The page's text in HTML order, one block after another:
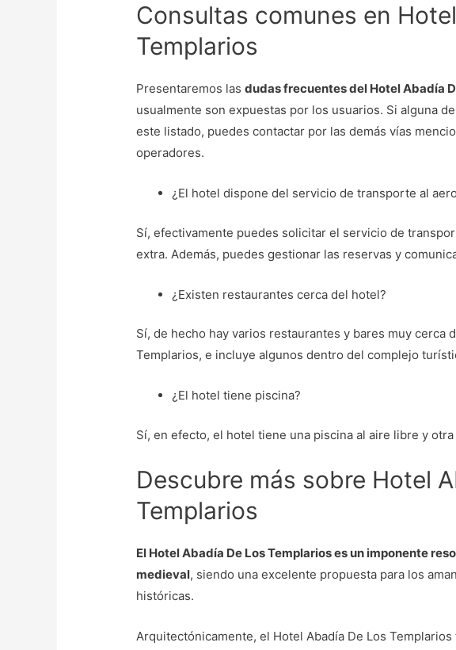
Consultas comunes en
Templarios
Presentaremos lasdudas frecuentes del Hotel Abadía
usualmente son expuestas por los usuarios. Si alguna
este listado, puedes contactar por las demás vías
operadores.
¿El hotel dispone del servicio de transporte al
Sí, efectivamente puedes solicitar el servicio de
extra. Además, puedes gestionar las reservas y
¿Existen restaurantes cerca del hotel?
Sí, de hecho hay varios restaurantes y bares muy cerca
Templarios, e incluye algunos dentro del complejo
¿El hotel tiene piscina?
Sí, en efecto, el hotel tiene una piscina al aire libre y
Descubre más sobre Hotel
Templarios
El Hotel Abadía De Los Templarios es un imponente
medieval, siendo una excelente propuesta para los
históricas.
Arquitectónicamente, el Hotel Abadía De Los